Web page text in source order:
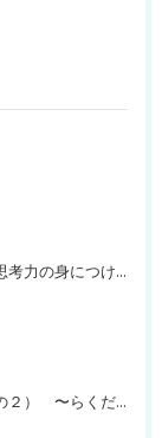
今井むつみ『ＡＩにはない思考力の身につけ方 ことばの学びはなぜ大切なのか？』
生成ＡＩとの対話記録（その２） 〜らくだメソッドによる自己観察をめぐって〜